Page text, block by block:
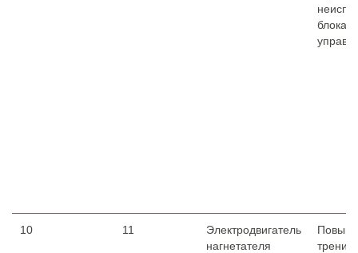
блока
10 11
Электродвигатель
нагнетателя
трение